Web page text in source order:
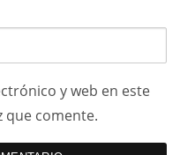
y web en este
que comente.